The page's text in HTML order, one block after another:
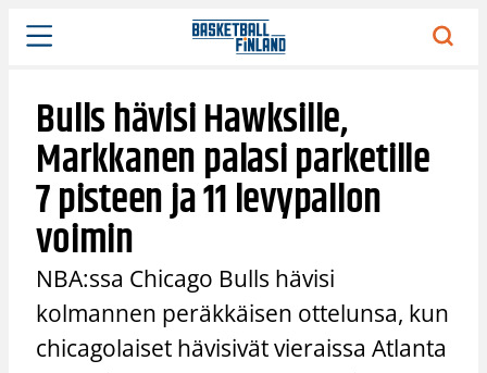
Siirry
sisältöön
Bulls hävisi Hawksille,
Markkanen palasi parketille
7 pisteen ja 11 levypallon
voimin
NBA:ssa Chicago Bulls hävisi
kolmannen peräkkäisen ottelunsa, kun
chicagolaiset hävisivät vieraissa Atlanta